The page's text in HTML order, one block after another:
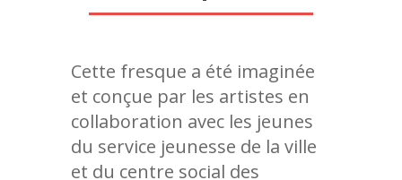
Cette fresque a été imaginée
et conçue par les artistes en
collaboration avec les jeunes
du service jeunesse de la ville
et du centre social des
Les Œuvres | Murs
Artistes | Murs
Année 2025
Les Œuvres | Murs
Artistes | Murs
Les Œuvres | Murs